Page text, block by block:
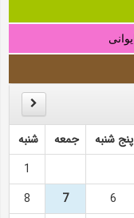
پنج شنبه جمعه
شنبه
1
6
7
8